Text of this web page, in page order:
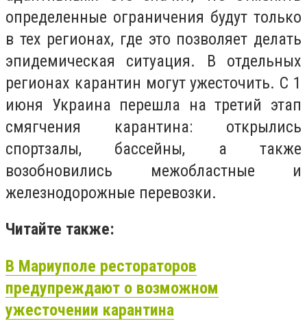
определенные ограничения будут только
в тех регионах, где это позволяет делать
эпидемическая ситуация. В отдельных
регионах карантин могут ужесточить. С 1
июня Украина перешла на третий этап
смягчения карантина: открылись
спортзалы, бассейны, а также
возобновились межобластные и
железнодорожные перевозки.
Читайте также:
В Мариуполе рестораторов
предупреждают о возможном
ужесточении карантина